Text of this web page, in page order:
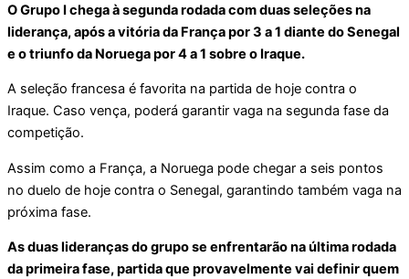
O Grupo I chega à segunda rodada com duas seleções na
liderança, após a vitória da França por 3 a 1 diante do Senegal
e o triunfo da Noruega por 4 a 1 sobre o Iraque.
A seleção francesa é favorita na partida de hoje contra o
Iraque. Caso vença, poderá garantir vaga na segunda fase da
competição.
Assim como a França, a Noruega pode chegar a seis pontos
no duelo de hoje contra o Senegal, garantindo também vaga na
próxima fase.
As duas lideranças do grupo se enfrentarão na última rodada
da primeira fase, partida que provavelmente vai definir quem